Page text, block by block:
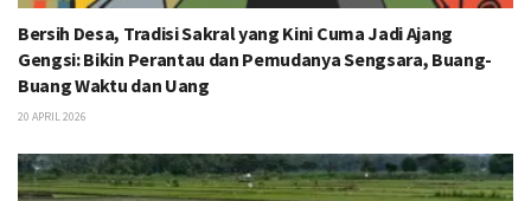
Bersih Desa, Tradisi Sakral yang Kini Cuma Jadi Ajang
Gengsi: Bikin Perantau dan Pemudanya Sengsara, Buang-
Buang Waktu dan Uang
20 APRIL 2026